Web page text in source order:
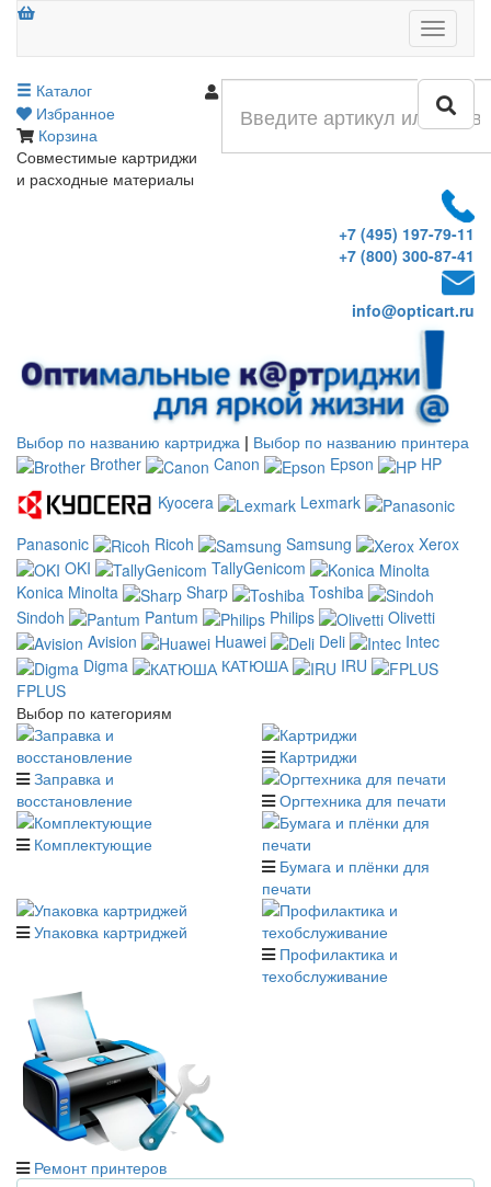
Меню
Каталог
Избранное
Корзина
Совместимые картриджи
и расходные материалы
+7 (495) 197-79-11
+7 (800) 300-87-41
info@opticart.ru
Выбор по названию картриджа | Выбор по названию принтера
Brother
Canon Epson
HP
Kyocera
Lexmark
Panasonic
Ricoh Samsung
Xerox
OKI
TallyGenicom
Konica Minolta
Sharp
Toshiba
Sindoh
Pantum Philips
Olivetti
Avision
Huawei Deli
Intec
Digma
КАТЮША
IRU
FPLUS
Выбор по категориям
Заправка и
восстановление
Картриджи
Оргтехника для печати
Комплектующие
Бумага и плёнки для
печати
Упаковка картриджей
Профилактика и
техобслуживание
Ремонт принтеров